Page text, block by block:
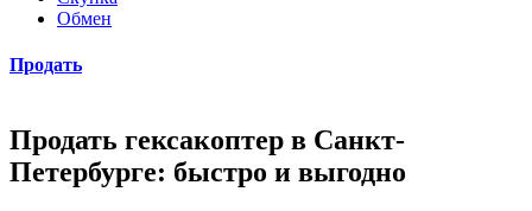
Обмен
Продать
Продать гексакоптер в Санкт-
Петербурге: быстро и выгодно